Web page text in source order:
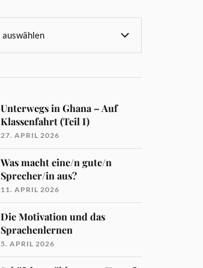
Unterwegs in Ghana – Auf
Klassenfahrt (Teil I)
27. APRIL 2026
Was macht eine/n gute/n
Sprecher/in aus?
11. APRIL 2026
Die Motivation und das
Sprachenlernen
5. APRIL 2026